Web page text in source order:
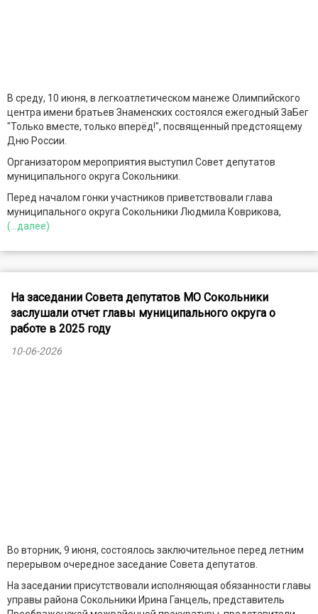
В среду, 10 июня, в легкоатлетическом манеже Олимпийского
центра имени братьев Знаменских состоялся ежегодный ЗаБег
"Только вместе, только вперёд!", посвященный предстоящему
Дню России.
Организатором мероприятия выступил Совет депутатов
муниципального округа Сокольники.
Перед началом гонки участников приветствовали глава
муниципального округа Сокольники Людмила Коврикова,
(...далее)
На заседании Совета депутатов МО Сокольники
заслушали отчет главы муниципального округа о
работе в 2025 году
10-06-2026
Во вторник, 9 июня, состоялось заключительное перед летним
перерывом очередное заседание Совета депутатов.
На заседании присутствовали исполняющая обязанности главы
управы района Сокольники Ирина Ганцель, представитель